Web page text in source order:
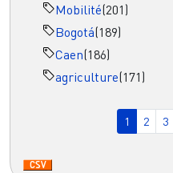
Mobilité(201)
Bogotá(189)
Caen(186)
agriculture(171)
Page
1 Page
2 3